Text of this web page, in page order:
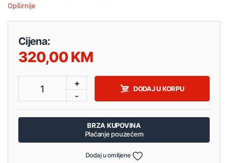
Opširnije
Cijena:
320,00
1
+
-
DODAJ U KORPU
BRZA KUPOVINA
Plaćanje pouzećem
Dodaj u omiljene